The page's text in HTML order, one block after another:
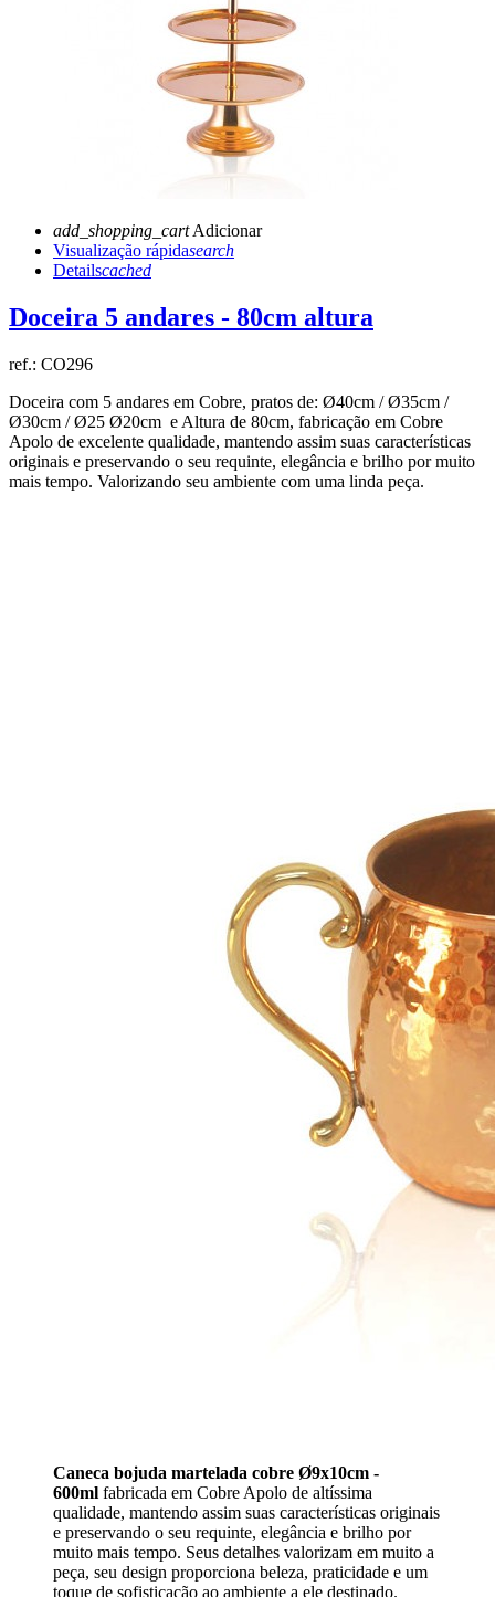
add_shopping_cartAdicionar
Visualização rápidasearch
Detailscached
Doceira 5 andares - 80cm altura
ref.: CO296
Doceira com 5 andares em Cobre, pratos de: Ø40cm / Ø35cm /
Ø30cm / Ø25 Ø20cm e Altura de 80cm, fabricação em Cobre
Apolo de excelente qualidade, mantendo assim suas características
originais e preservando o seu requinte, elegância e brilho por muito
mais tempo. Valorizando seu ambiente com uma linda peça.
Caneca bojuda martelada cobre Ø9x10cm -
600ml fabricada em Cobre Apolo de altíssima
qualidade, mantendo assim suas características originais
e preservando o seu requinte, elegância e brilho por
muito mais tempo. Seus detalhes valorizam em muito a
peça, seu design proporciona beleza, praticidade e um
toque de sofisticação ao ambiente a ele destinado.